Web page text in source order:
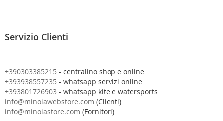
l
n
o
s
t
r
a
Servizio Clienti
+390303385215 - centralino shop e online
+393938557235 - whatsapp servizi online
+393801726903 - whatsapp kite e watersports
info@minoiawebstore.com (Clienti)
info@minoiastore.com (Fornitori)